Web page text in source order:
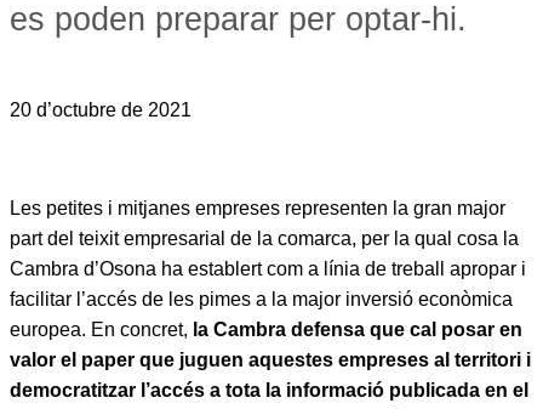
es poden preparar per optar-hi.
20 d’octubre de 2021
Les petites i mitjanes empreses representen la gran major
part del teixit empresarial de la comarca, per la qual cosa la
Cambra d’Osona ha establert com a línia de treball apropar i
facilitar l’accés de les pimes a la major inversió econòmica
europea. En concret, la Cambra defensa que cal posar en
valor el paper que juguen aquestes empreses al territori i
democratitzar l’accés a tota la informació publicada en el